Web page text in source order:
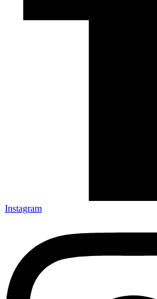
Instagram